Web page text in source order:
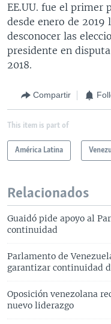
EE.UU. fue el primer
desde enero de
desconocer las
presidente en
2018.
Compartir
This item is part of
América Latina
Relacionados
Guaidó pide apoyo al
continuidad
Parlamento de
garantizar continuidad
Oposición venezolana
nuevo liderazgo